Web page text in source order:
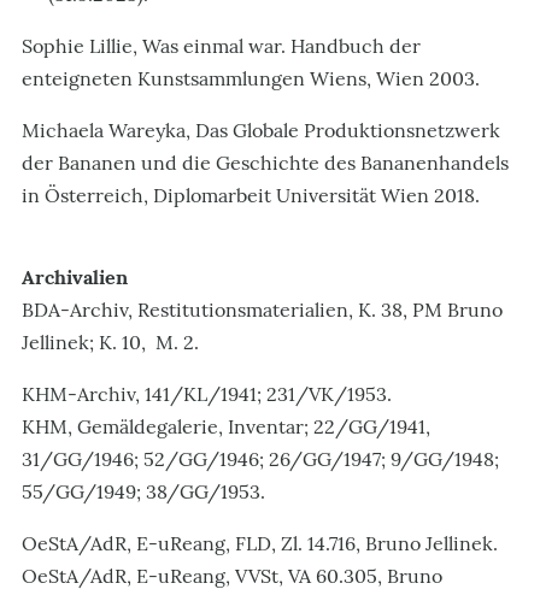
Sophie Lillie, Was einmal war. Handbuch der
enteigneten Kunstsammlungen Wiens, Wien 2003.
Michaela Wareyka, Das Globale Produktionsnetzwerk
der Bananen und die Geschichte des Bananenhandels
in Österreich, Diplomarbeit Universität Wien 2018.
Archivalien
BDA-Archiv, Restitutionsmaterialien, K. 38, PM Bruno
Jellinek; K. 10, M. 2.
KHM-Archiv, 141/KL/1941; 231/VK/1953.
KHM, Gemäldegalerie, Inventar; 22/GG/1941,
31/GG/1946; 52/GG/1946; 26/GG/1947; 9/GG/1948;
55/GG/1949; 38/GG/1953.
OeStA/AdR, E-uReang, FLD, Zl. 14.716, Bruno Jellinek.
OeStA/AdR, E-uReang, VVSt, VA 60.305, Bruno